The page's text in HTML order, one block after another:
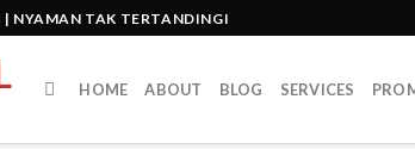
| NYAMAN TAK TERTANDINGI
HOME ABOUT BLOG SERVICES